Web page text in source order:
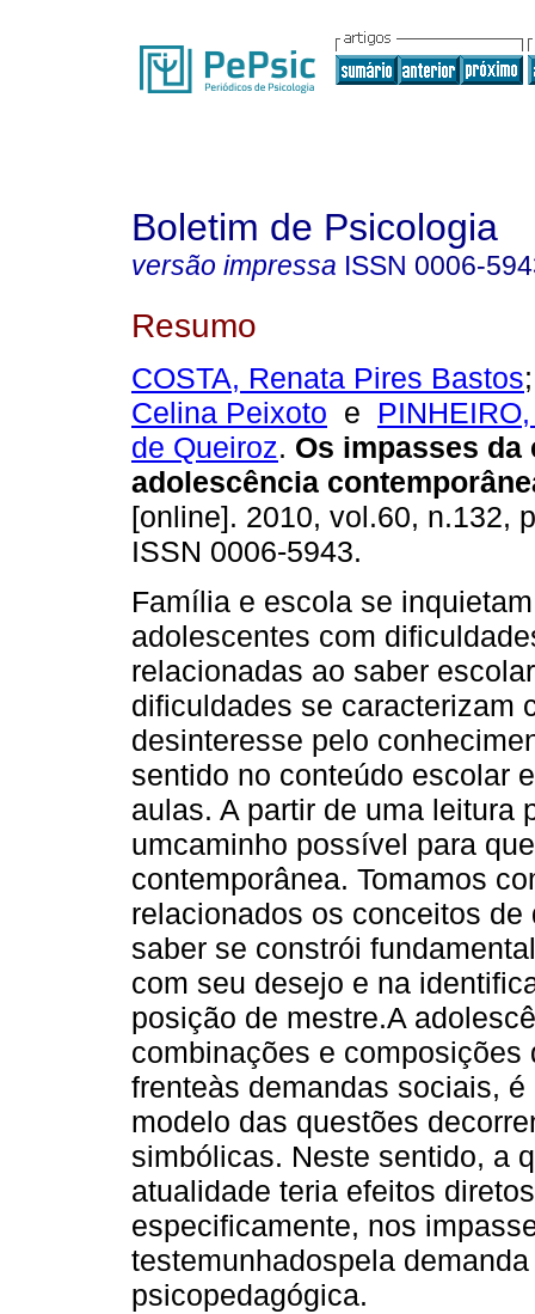
Boletim de Psicologia
versão impressa ISSN 0006-
Resumo
COSTA, Renata Pires Bastos
Celina Peixoto e
de Queiroz. Os impasses da
adolescência
[online]. 2010, vol.60, n.132,
ISSN 0006-5943.
Família e escola se
adolescentes com
relacionadas ao saber
dificuldades se caracterizam
desinteresse pelo
sentido no conteúdo escolar
aulas. A partir de uma leitura
umcaminho possível para
contemporânea. Tomamos
relacionados os conceitos
saber se constrói
com seu desejo e na
posição de mestre.A
combinações e
frenteàs demandas sociais,
modelo das questões
simbólicas. Neste sentido, a
atualidade teria efeitos
especificamente, nos
testemunhadospela
psicopedagógica.